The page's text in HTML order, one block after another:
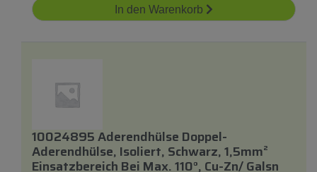
In den Warenkorb
10024895 Aderendhülse Doppel-
Aderendhülse, Isoliert, Schwarz, 1,5mm²
Einsatzbereich Bei Max. 110°, Cu-Zn/ Galsn